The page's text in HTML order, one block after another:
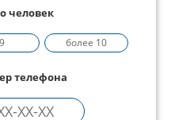
человек
более 10
телефона